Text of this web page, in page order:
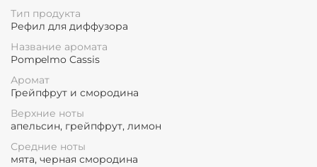
Тип продукта
Рефил для диффузора
Название аромата
Pompelmo Cassis
Аромат
Грейпфрут и смородина
Верхние ноты
апельсин, грейпфрут, лимон
Средние ноты
мята, черная смородина